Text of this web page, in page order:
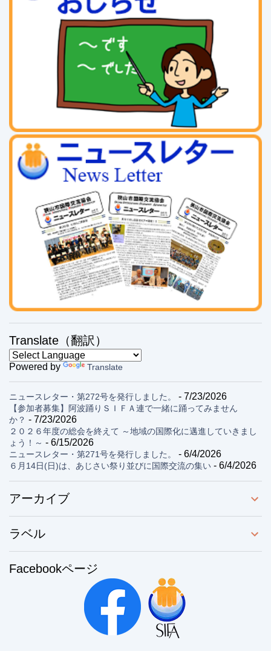
Translate（翻訳）
Powered by Translate
ニュースレター・第272号を発行しました。 - 7/23/2026
【参加者募集】阿波踊りＳＩＦＡ連で一緒に踊ってみません
か？ - 7/23/2026
２０２６年度の総会を終えて ～地域の国際化に邁進していきまし
ょう！～ - 6/15/2026
ニュースレター・第271号を発行しました。 - 6/4/2026
６月14日(日)は、あじさい祭り並びに国際交流の集い - 6/4/2026
アーカイブ
ラベル
Facebookページ